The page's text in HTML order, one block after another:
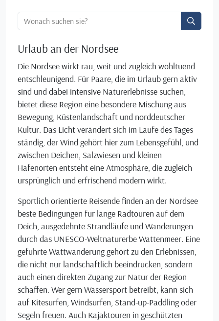
Ortssuche:
Urlaub an der Nordsee
Die Nordsee wirkt rau, weit und zugleich wohltuend
entschleunigend. Für Paare, die im Urlaub gern aktiv
sind und dabei intensive Naturerlebnisse suchen,
bietet diese Region eine besondere Mischung aus
Bewegung, Küstenlandschaft und norddeutscher
Kultur. Das Licht verändert sich im Laufe des Tages
ständig, der Wind gehört hier zum Lebensgefühl, und
zwischen Deichen, Salzwiesen und kleinen
Hafenorten entsteht eine Atmosphäre, die zugleich
ursprünglich und erfrischend modern wirkt.
Sportlich orientierte Reisende finden an der Nordsee
beste Bedingungen für lange Radtouren auf dem
Deich, ausgedehnte Strandläufe und Wanderungen
durch das UNESCO-Weltnaturerbe Wattenmeer. Eine
geführte Wattwanderung gehört zu den Erlebnissen,
die nicht nur landschaftlich beeindrucken, sondern
auch einen direkten Zugang zur Natur der Region
schaffen. Wer gern Wassersport betreibt, kann sich
auf Kitesurfen, Windsurfen, Stand-up-Paddling oder
Segeln freuen. Auch Kajaktouren in geschützten